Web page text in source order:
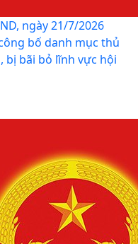
ngày 21/7/2026
bố danh mục thủ
bị bãi bỏ lĩnh vực hội